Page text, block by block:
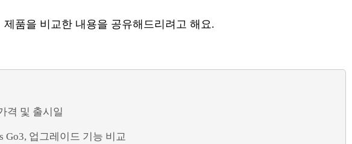
제품을 비교한 내용을 공유해드리려고 해요.
격 및 출시일
Go3, 업그레이드 기능 비교